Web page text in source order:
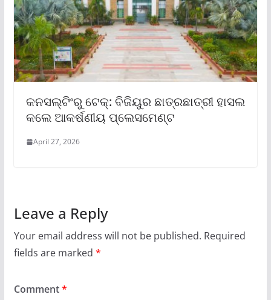
କନସଲ୍ଟିଂରୁ ଟେକ୍‌: ବିଜିୟୁର ଛାତ୍ରଛାତ୍ରୀ ହାସଲ
କଲେ ଆକର୍ଷଣୀୟ ପ୍ଲେସମେଣ୍ଟ
April 27, 2026
Leave a Reply
Your email address will not be published. Required
fields are marked *
Comment*